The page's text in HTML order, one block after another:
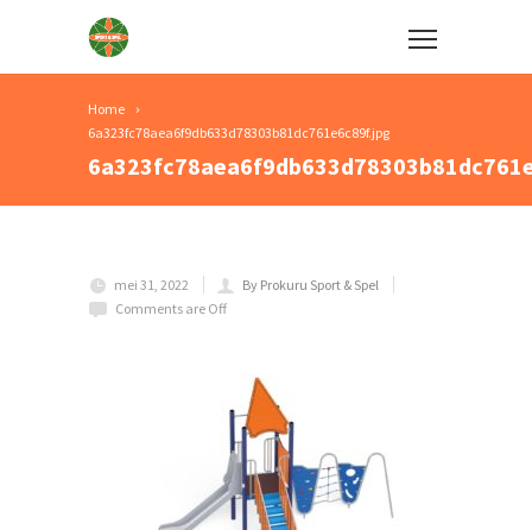
Home
6a323fc78aea6f9db633d78303b81dc761e6c89f.jpg
mei 31, 2022
By Prokuru Sport & Spel
Comments are Off